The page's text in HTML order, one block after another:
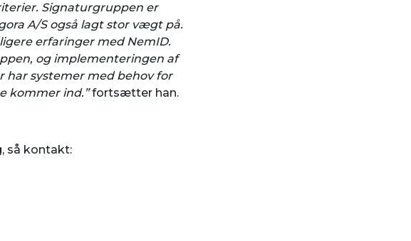
Signaturgruppen er
A/S også lagt stor vægt på.
erfaringer med NemID.
og implementeringen af
har systemer med behov for
kommer ind.”fortsætter han.
så kontakt: